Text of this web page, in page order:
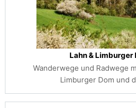
Lahn & Limburger
Wanderwege und Radwege
Limburger Dom und